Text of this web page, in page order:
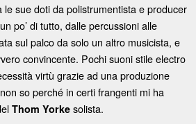
le sue doti da polistrumentista e producer
po’ di tutto, dalle percussioni alle
sul palco da solo un altro musicista, e
convincente. Pochi suoni stile electro
virtù grazie ad una produzione
so perché in certi frangenti mi ha
Thom Yorke solista.